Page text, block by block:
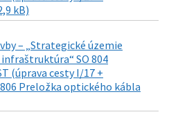
kB)
– „Strategické územie
infraštruktúra“ SO 804
(úprava cesty I/17 +
Preložka optického kábla